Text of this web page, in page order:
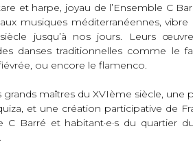
et harpe, joyau de l’Ensemble C
musiques méditerranéennes,
jusqu’à nos jours. Leurs
danses traditionnelles comme le
ou encore le flamenco.
grands maîtres du XVIème siècle,
et une création participative de
C Barré et habitant·e·s du quartier